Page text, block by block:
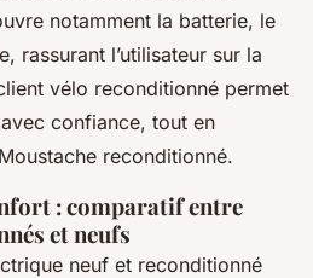
notamment la batterie, le
rassurant l’utilisateur sur la
vélo reconditionné permet
avec confiance, tout en
reconditionné.
: comparatif entre
et neufs
neuf et reconditionné